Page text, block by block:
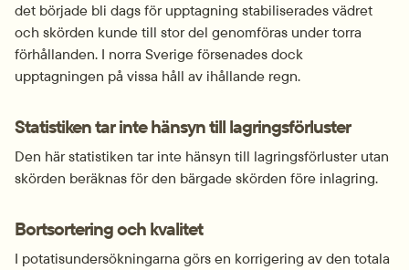
det började bli dags för upptagning stabiliserades vädret
och skörden kunde till stor del genomföras under torra
förhållanden. I norra Sverige försenades dock
upptagningen på vissa håll av ihållande regn.
Statistiken tar inte hänsyn till lagringsförluster
Den här statistiken tar inte hänsyn till lagringsförluster utan
skörden beräknas för den bärgade skörden före inlagring.
Bortsortering och kvalitet
I potatisundersökningarna görs en korrigering av den totala